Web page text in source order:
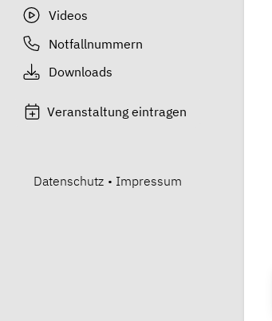
Videos
Notfallnummern
Downloads
Veranstaltung eintragen
Datenschutz • Impressum